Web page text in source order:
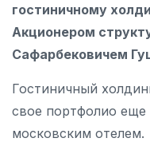
гостиничному
Акционером
Сафарбековичем
Гостиничный
свое портфолио
московским отелем.